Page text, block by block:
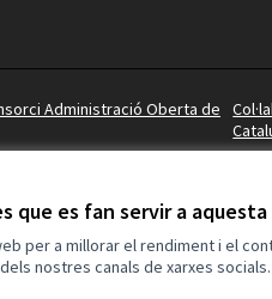
que es fan servir a
per a millorar el rendiment i el
nostres canals de xarxes socials.
presentació del Pacte
al Pacte.
Pacte tothom que vulgui
Ajuntament de Lleida
(Enllaç
.
Administració Oberta de